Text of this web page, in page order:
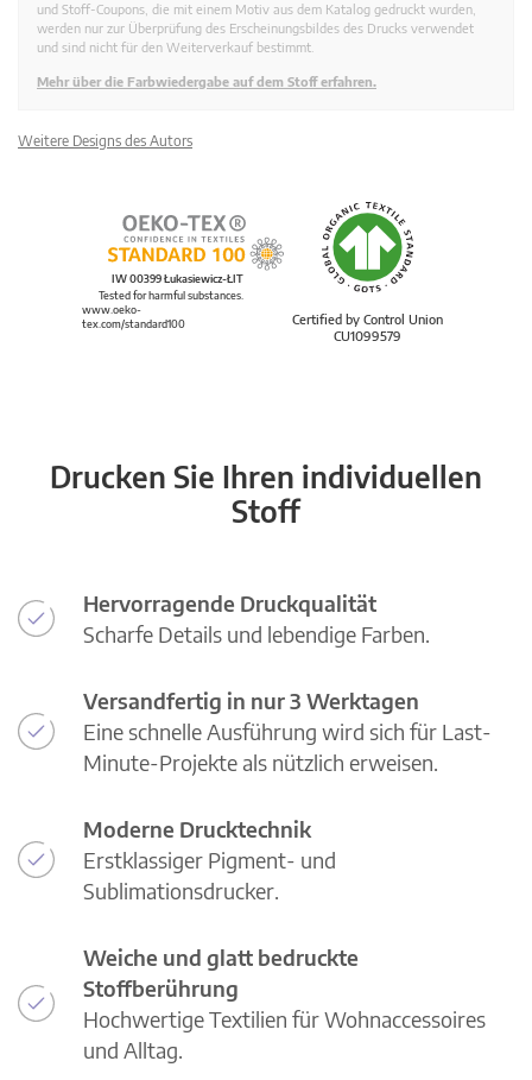
und Stoff-Coupons, die mit einem Motiv aus dem Katalog gedruckt wurden,
werden nur zur Überprüfung des Erscheinungsbildes des Drucks verwendet
und sind nicht für den Weiterverkauf bestimmt.
Mehr über die Farbwiedergabe auf dem Stoff erfahren.
Weitere Designs des Autors
Certified by Control Union
CU1099579
IW 00399 Łukasiewicz-ŁIT
Tested for harmful substances.
www.oeko-
tex.com/standard100
Drucken Sie Ihren individuellen
Stoff
Hervorragende Druckqualität
Scharfe Details und lebendige Farben.
Versandfertig in nur 3 Werktagen
Eine schnelle Ausführung wird sich für Last-
Minute-Projekte als nützlich erweisen.
Moderne Drucktechnik
Erstklassiger Pigment- und
Sublimationsdrucker.
Weiche und glatt bedruckte
Stoffberührung
Hochwertige Textilien für Wohnaccessoires
und Alltag.